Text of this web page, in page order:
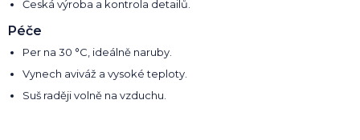
Česká výroba a kontrola detailů.
Péče
Per na 30 °C, ideálně naruby.
Vynech aviváž a vysoké teploty.
Suš raději volně na vzduchu.